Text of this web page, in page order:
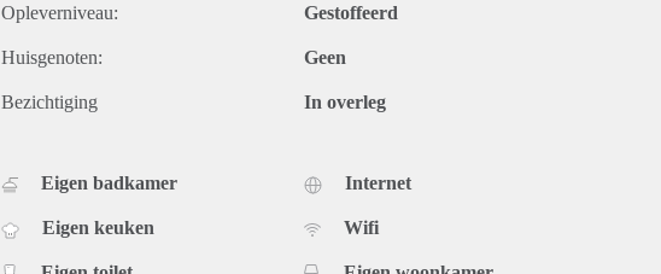
Opleverniveau: Gestoffeerd
Huisgenoten: Geen
Bezichtiging In overleg
Eigen badkamer
Eigen keuken
Internet
Wifi